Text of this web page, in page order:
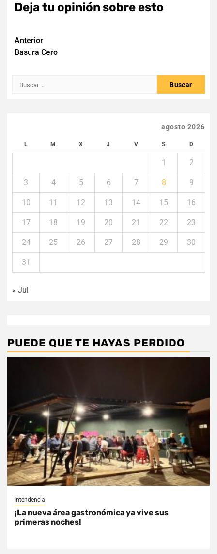
Deja tu opinión sobre esto
Navegación
de
Anterior
Basura Cero
Buscar:
agosto 2026
L M X J V S D
1 2
3 4 5 6 7 8 9
10 11 12 13 14 15 16
17 18 19 20 21 22 23
24 25 26 27 28 29 30
31
« Jul
PUEDE QUE TE HAYAS PERDIDO
Intendencia
¡La nueva área gastronómica ya vive sus
primeras noches!